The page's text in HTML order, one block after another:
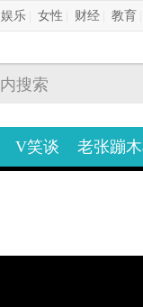
娱乐 女性 财经 教育
V笑谈 老张蹦